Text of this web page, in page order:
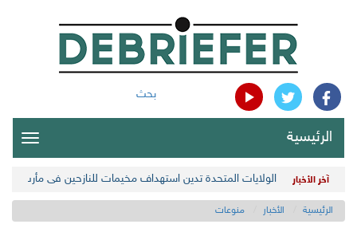
بحث
الرئيسية
آخر الأخبار الولايات المتحدة تدين استهداف مخيمات للنازحين في مأرب
الرئيسية الأخبار منوعات